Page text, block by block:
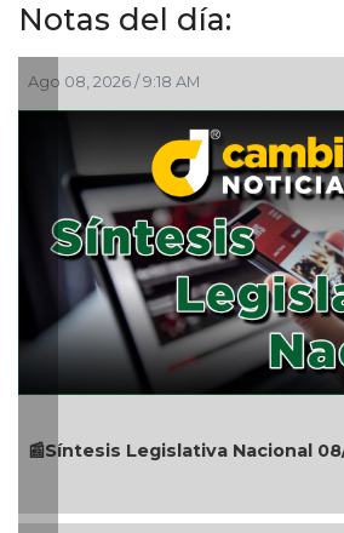
Notas del día:
AM
Nacional 08/08/2026